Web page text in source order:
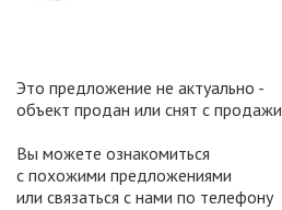
Это предложение не актуально -
объект продан или снят с продажи
Вы можете ознакомиться
с похожими предложениями
или связаться с нами по телефону